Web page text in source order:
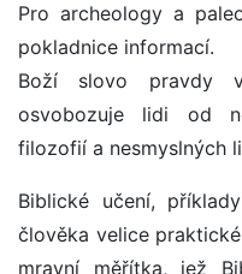
Pro archeology a
pokladnice informací.
Boží slovo pravdy
osvobozuje lidi od
filozofií a nesmyslných
Biblické učení,
člověka velice
mravní měřítka, jež